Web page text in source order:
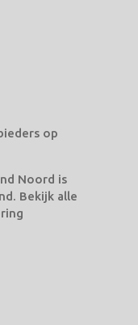
Noord is
Bekijk alle